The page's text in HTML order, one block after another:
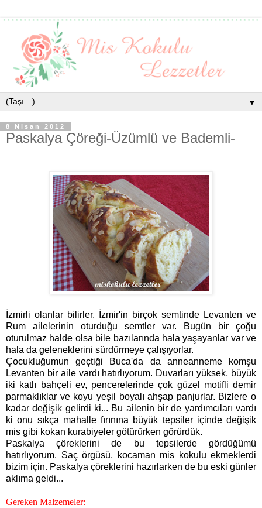
▼
8 Nisan 2012
Paskalya Çöreği-Üzümlü ve Bademli-
İzmirli olanlar bilirler. İzmir'in birçok semtinde Levanten ve
Rum ailelerinin oturduğu semtler var. Bugün bir çoğu
oturulmaz halde olsa bile bazılarında hala yaşayanlar var ve
hala da geleneklerini sürdürmeye çalışıyorlar.
Çocukluğumun geçtiği Buca'da da anneanneme komşu
Levanten bir aile vardı hatırlıyorum. Duvarları yüksek, büyük
iki katlı bahçeli ev, pencerelerinde çok güzel motifli demir
parmaklıklar ve koyu yeşil boyalı ahşap panjurlar. Bizlere o
kadar değişik gelirdi ki... Bu ailenin bir de yardımcıları vardı
ki onu sıkça mahalle fırınına büyük tepsiler içinde değişik
mis gibi kokan kurabiyeler götürürken görürdük.
Paskalya çöreklerini de bu tepsilerde gördüğümü
hatırlıyorum. Saç örgüsü, kocaman mis kokulu ekmeklerdi
bizim için. Paskalya çöreklerini hazırlarken de bu eski günler
aklıma geldi...
Gereken Malzemeler: